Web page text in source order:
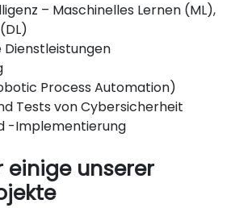
– Maschinelles Lernen (ML),
Process Automation)
Tests von Cybersicherheit
-Implementierung
einige unserer